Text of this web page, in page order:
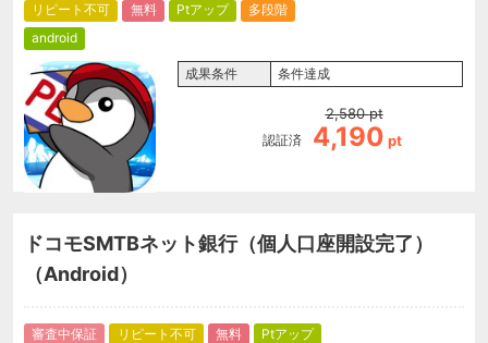
リピート不可 無料 Ptアップ
多段階
android
成果条件 条件達成
認証済
2,580 pt
4,190 pt
ドコモSMTBネット銀行（個人口座開設完了）
（Android）
審査中保証 リピート不可 無料
Ptアップ